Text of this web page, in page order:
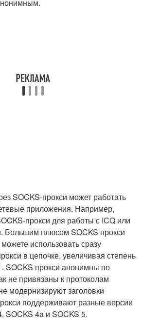
SOCKS-прокси может работать
приложения. Например,
прокси для работы с ICQ или
Большим плюсом SOCKS прокси
использовать сразу
в цепочке, увеличивая степень
SOCKS прокси анонимны по
не привязаны к протоколам
модернизируют заголовки
поддерживают разные версии
SOCKS 4a и SOCKS 5.